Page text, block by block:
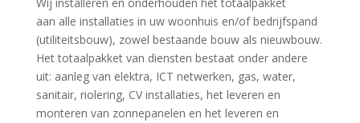
aan alle installaties in uw woonhuis en/of bedrijfspand
(utiliteitsbouw), zowel bestaande bouw als nieuwbouw.
Het totaalpakket van diensten bestaat onder andere
uit: aanleg van elektra, ICT netwerken, gas, water,
sanitair, riolering, CV installaties, het leveren en
monteren van zonnepanelen en het leveren en